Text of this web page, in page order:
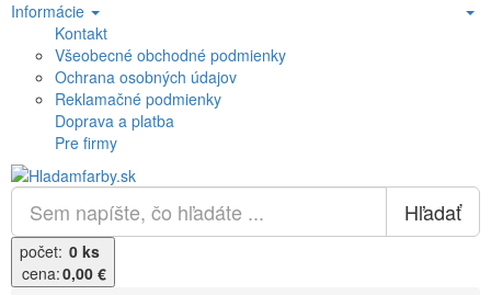
Informácie
Kontakt
Všeobecné obchodné podmienky
Ochrana osobných údajov
Reklamačné podmienky
Doprava a platba
Pre firmy
Hľadať
počet: 0 ks
cena:0,00 €